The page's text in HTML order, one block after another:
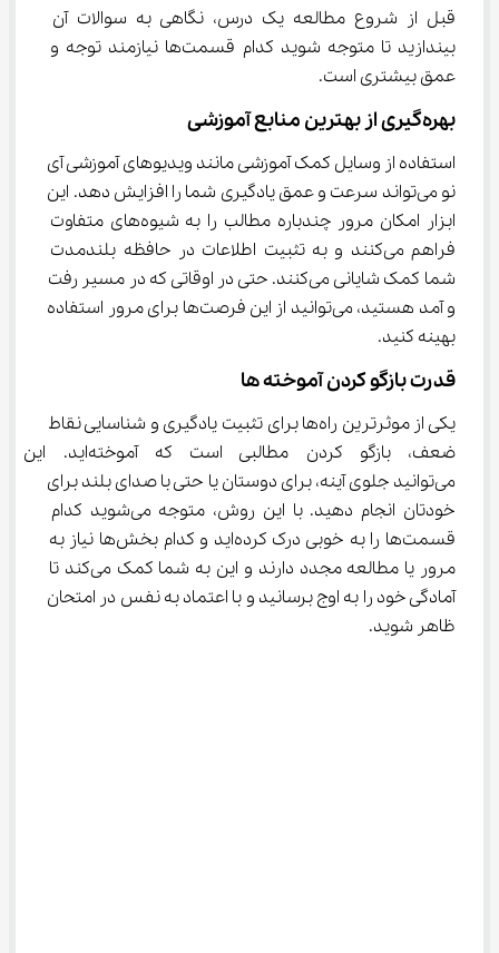
قبل از شروع مطالعه یک درس، نگاهی به سوالات آن
بیندازید تا متوجه شوید کدام قسمت‌ها نیازمند توجه و
عمق بیشتری است.
بهره‌گیری از بهترین منابع آموزشی
استفاده از وسایل کمک آموزشی مانند ویدیوهای آموزشی آی
نو می‌تواند سرعت و عمق یادگیری شما را افزایش دهد. این
ابزار امکان مرور چندباره مطالب را به شیوه‌های متفاوت
فراهم می‌کنند و به تثبیت اطلاعات در حافظه بلندمدت
شما کمک شایانی می‌کنند. حتی در اوقاتی که در مسیر رفت
و آمد هستید، می‌توانید از این فرصت‌ها برای مرور استفاده
بهینه کنید.
قدرت بازگو کردن آموخته ‌ها
یکی از موثرترین راه‌ها برای تثبیت یادگیری و شناسایی نقاط
ضعف، بازگو کردن مطالبی است که
می‌توانید جلوی آینه، برای دوستان یا حتی با صدای بلند برای
خودتان انجام دهید. با این روش، متوجه می‌شوید کدام
قسمت‌ها را به خوبی درک کرده‌اید و کدام بخش‌ها نیاز به
مرور یا مطالعه مجدد دارند و این به شما کمک می‌کند تا
آمادگی خود را به اوج برسانید و با اعتماد به نفس در امتحان
ظاهر شوید.